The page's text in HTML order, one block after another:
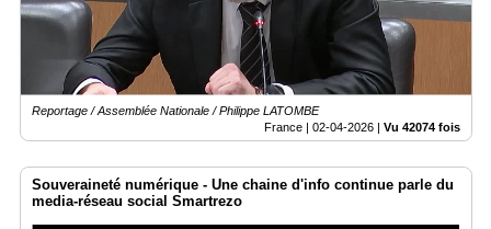
Reportage / Assemblée Nationale / Philippe LATOMBE
France | 02-04-2026 | Vu 42074 fois
Souveraineté numérique - Une chaine d'info continue parle du
media-réseau social Smartrezo